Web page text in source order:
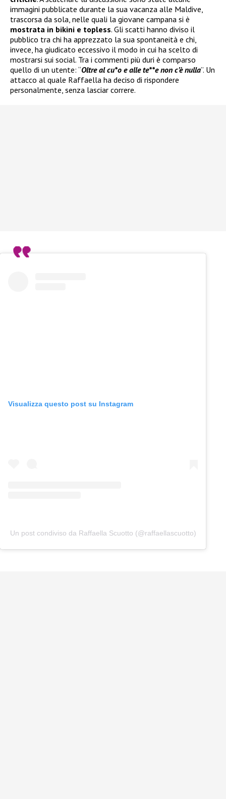
immagini pubblicate durante la sua vacanza alle Maldive,
trascorsa da sola, nelle quali la giovane campana si è
mostrata in bikini e topless. Gli scatti hanno diviso il
pubblico tra chi ha apprezzato la sua spontaneità e chi,
invece, ha giudicato eccessivo il modo in cui ha scelto di
mostrarsi sui social. Tra i commenti più duri è comparso
quello di un utente: “Oltre al cu*o e alle te**e non c’è nulla”. Un
attacco al quale Raffaella ha deciso di rispondere
personalmente, senza lasciar correre.
Visualizza questo post su Instagram
Un post condiviso da Raffaella Scuotto (@raffaellascuotto)